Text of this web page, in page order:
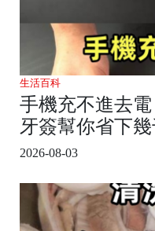
生活百科
手機充不進去
牙簽幫你省下
2026-08-03